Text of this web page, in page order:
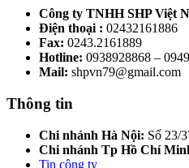
39,000 ₫.
Công ty TNHH SHP Việt
Điện thoại : 02432161886
Fax: 0243.2161889
Hotline: 0938928868 –
Mail: shpvn79@gmail.com
Thông tin
Chi nhánh Hà Nội: Số 23/
Chi nhánh Tp Hồ Chí
Tin công ty